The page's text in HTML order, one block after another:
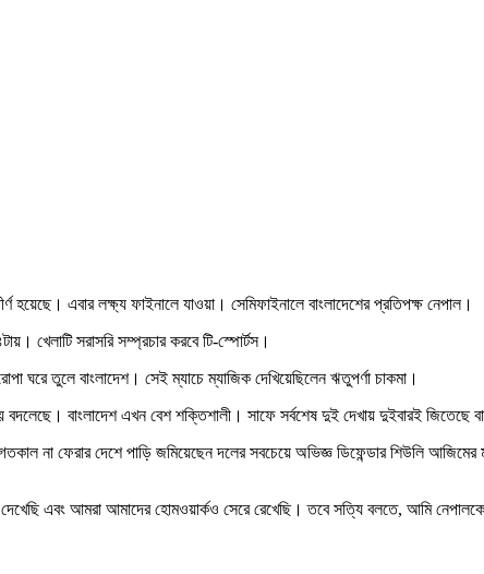
হয়েছে। এবার লক্ষ্য ফাইনালে যাওয়া। সেমিফাইনালে বাংলাদেশের প্রতিপক্ষ নেপাল।
খেলাটি সরাসরি সম্প্রচার করবে টি-স্পোর্টস।
ঘরে তুলে বাংলাদেশ। সেই ম্যাচে ম্যাজিক দেখিয়েছিলেন ঋতুপর্ণা চাকমা।
বাংলাদেশ এখন বেশ শক্তিশালী। সাফে সর্বশেষ দুই দেখায় দুইবারই জিতেছে
না ফেরার দেশে পাড়ি জমিয়েছেন দলের সবচেয়ে অভিজ্ঞ ডিফেন্ডার শিউলি
এবং আমরা আমাদের হোমওয়ার্কও সেরে রেখেছি। তবে সত্যি বলতে, আমি